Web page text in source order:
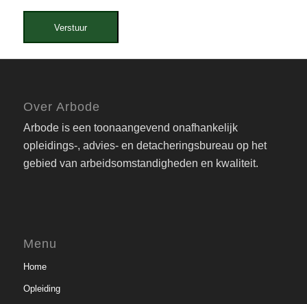
Verstuur
Over Arbode
Arbode is een toonaangevend onafhankelijk
opleidings-, advies- en detacheringsbureau op het
gebied van arbeidsomstandigheden en kwaliteit.
Menu
Home
Opleiding